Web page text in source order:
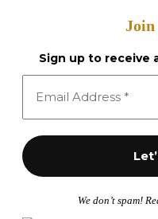
Join
Sign up to receive
We don’t spam!